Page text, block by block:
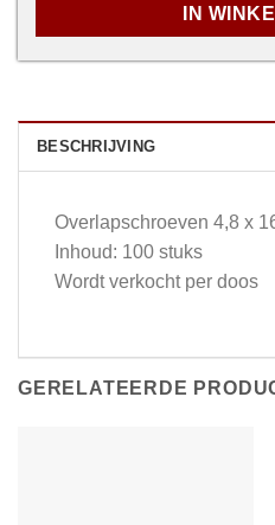
IN
BESCHRIJVING
Overlapschroeven 4,8 x
Inhoud: 100 stuks
Wordt verkocht per doos
GERELATEERDE